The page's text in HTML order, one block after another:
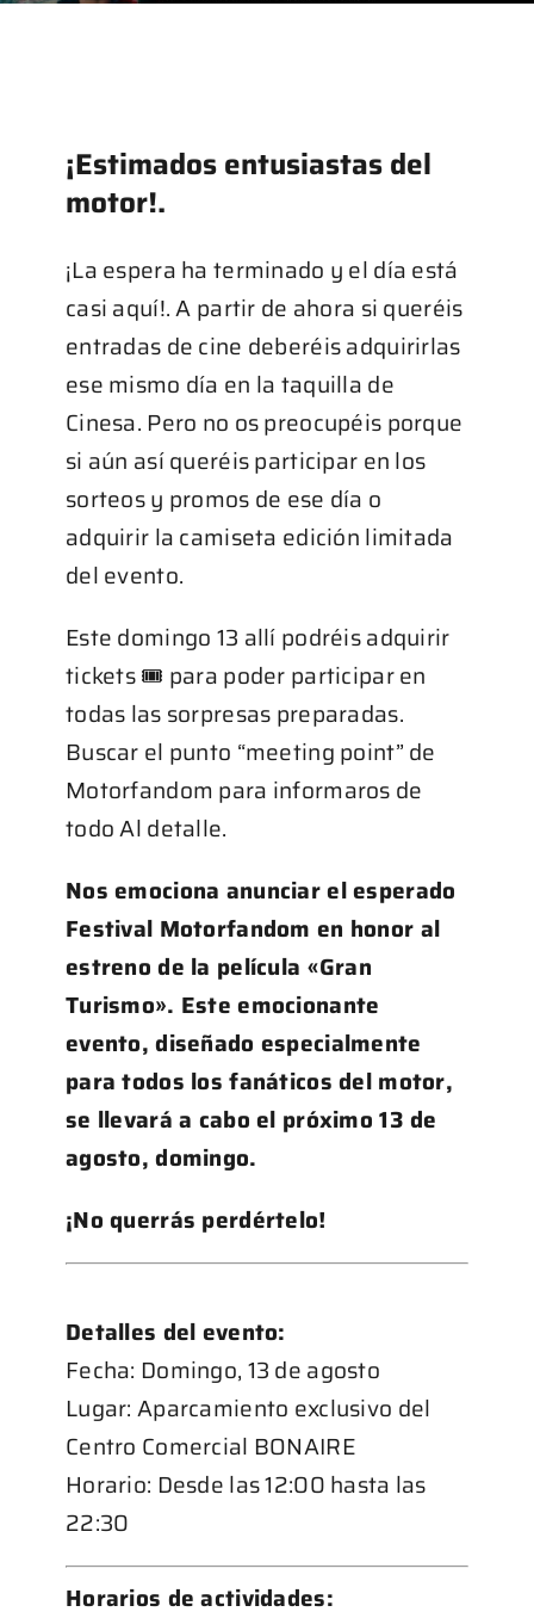
¡Estimados entusiastas del
motor!.
¡La espera ha terminado y el día está
casi aquí!. A partir de ahora si queréis
entradas de cine deberéis adquirirlas
ese mismo día en la taquilla de
Cinesa. Pero no os preocupéis porque
si aún así queréis participar en los
sorteos y promos de ese día o
adquirir la camiseta edición limitada
del evento.
Este domingo 13 allí podréis adquirir
tickets 🎟 para poder participar en
todas las sorpresas preparadas.
Buscar el punto “meeting point” de
Motorfandom para informaros de
todo Al detalle.
Nos emociona anunciar el esperado
Festival Motorfandom en honor al
estreno de la película «Gran
Turismo». Este emocionante
evento, diseñado especialmente
para todos los fanáticos del motor,
se llevará a cabo el próximo 13 de
agosto, domingo.
¡No querrás perdértelo!
Detalles del evento:
Fecha: Domingo, 13 de agosto
Lugar: Aparcamiento exclusivo del
Centro Comercial BONAIRE
Horario: Desde las 12:00 hasta las
22:30
Horarios de actividades: